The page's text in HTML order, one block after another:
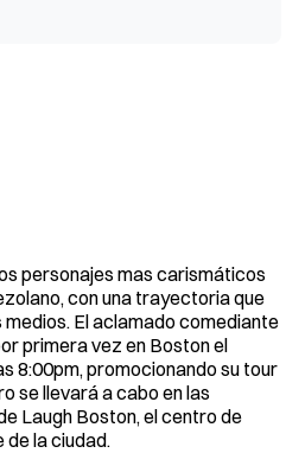
personajes mas carismáticos
con una trayectoria que
medios. El aclamado comediante
primera vez en Boston el
8:00pm, promocionando su tour
se llevará a cabo en las
Laugh Boston, el centro de
la ciudad.